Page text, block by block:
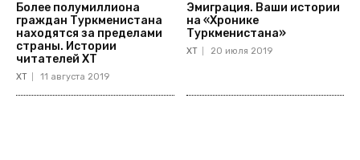
Более полумиллиона
граждан Туркменистана
находятся за пределами
страны. Истории
читателей ХТ
ХТ 11 августа 2019
Эмиграция. Ваши истории
на «Хронике
Туркменистана»
ХТ 20 июля 2019